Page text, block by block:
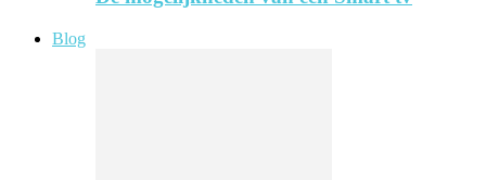
Blog